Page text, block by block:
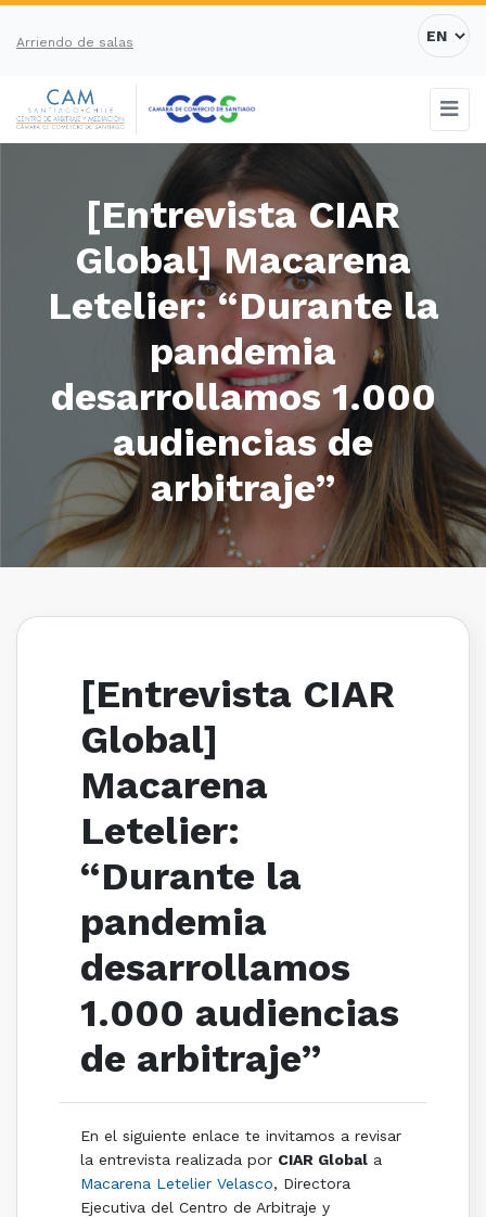
Arriendo de salas
[Entrevista CIAR
Global] Macarena
Letelier: “Durante la
pandemia
desarrollamos 1.000
audiencias de
arbitraje”
[Entrevista CIAR
Global]
Macarena
Letelier:
“Durante la
pandemia
desarrollamos
1.000 audiencias
de arbitraje”
En el siguiente enlace te invitamos a revisar
la entrevista realizada por CIAR Globala
Macarena Letelier Velasco, Directora
Ejecutiva del Centro de Arbitraje y